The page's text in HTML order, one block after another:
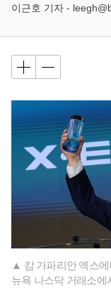
이근호 기자 -
▲ 캄 가파리안 엑스
뉴욕 나스닥 거래소에